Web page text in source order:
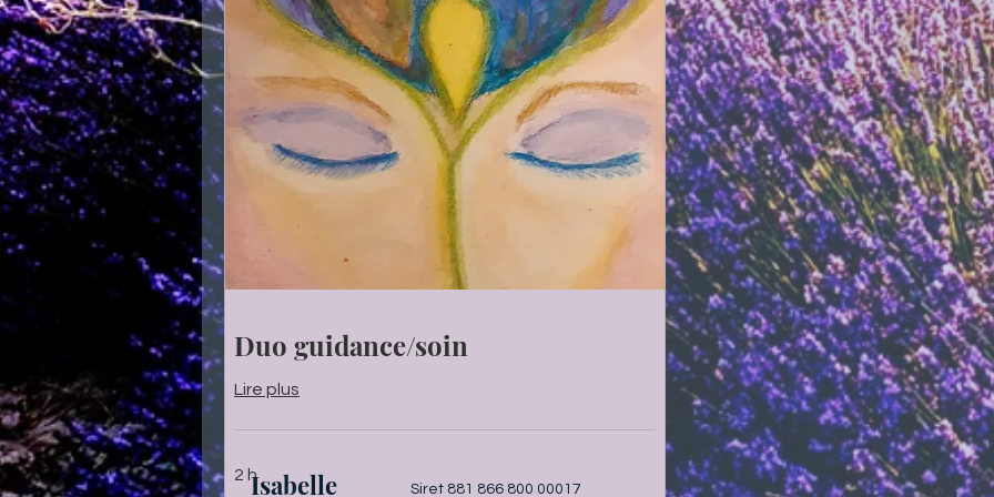
Duo guidance/soin
Lire plus
2 hIsabelle Siret 881 866 800 00017